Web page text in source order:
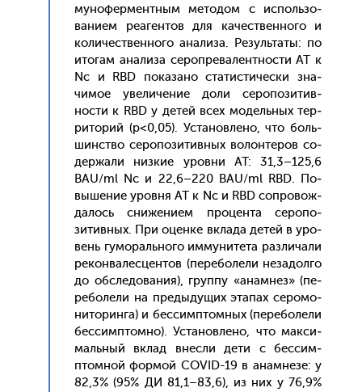
му­нофер­мен­тным ме­тодом с ис­поль­зо­
вани­ем ре­аген­тов для ка­чес­твен­но­го и
ко­личес­твен­но­го ана­лиза. Ре­зуль­та­ты: по
ито­гам ана­лиза се­роп­ре­вален­тнос­ти AT к
Nc и RBD по­каза­но ста­тис­ти­чес­ки зна­
чимое уве­личе­ние до­ли се­ропо­зитив­
ности к RBD у де­тей всех мо­дель­ных тер­
ри­торий (p<0,05). Ус­та­нов­ле­но, что боль­
шинс­тво се­ропо­зитив­ных во­лон­те­ров со­
дер­жа­ли низ­кие уров­ни AT: 31,3–125,6
BAU/ml Nc и 22,6–220 BAU/ml RBD. По­
выше­ние уров­ня AT к Nс и RBD соп­ро­вож­
да­лось сни­жени­ем про­цен­та се­ропо­
зитив­ных. При оцен­ке вкла­да де­тей в уро­
вень гу­мораль­но­го им­му­ните­та раз­ли­чали
ре­кон­ва­лес­центов (пе­ребо­лели не­задол­го
до об­сле­дова­ния), груп­пу «анам­нез» (пе­
ребо­лели на пре­дыду­щих эта­пах се­ромо­
нито­рин­га) и бес­сим­птом­ных (пе­ребо­лели
бес­сим­птом­но). Ус­та­нов­ле­но, что мак­си­
маль­ный вклад внес­ли де­ти c бес­сим­
птом­ной фор­мой COVID-19 в анам­не­зе: у
82,3% (95% ДИ 81,1–83,6), из них у 76,9%